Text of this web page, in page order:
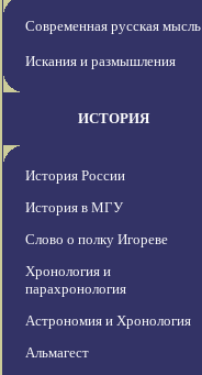
Современная русская мысль
Искания и размышления
ИСТОРИЯ
История России
История в МГУ
Слово о полку Игореве
Хронология и
парахронология
Астрономия и Хронология
Альмагест